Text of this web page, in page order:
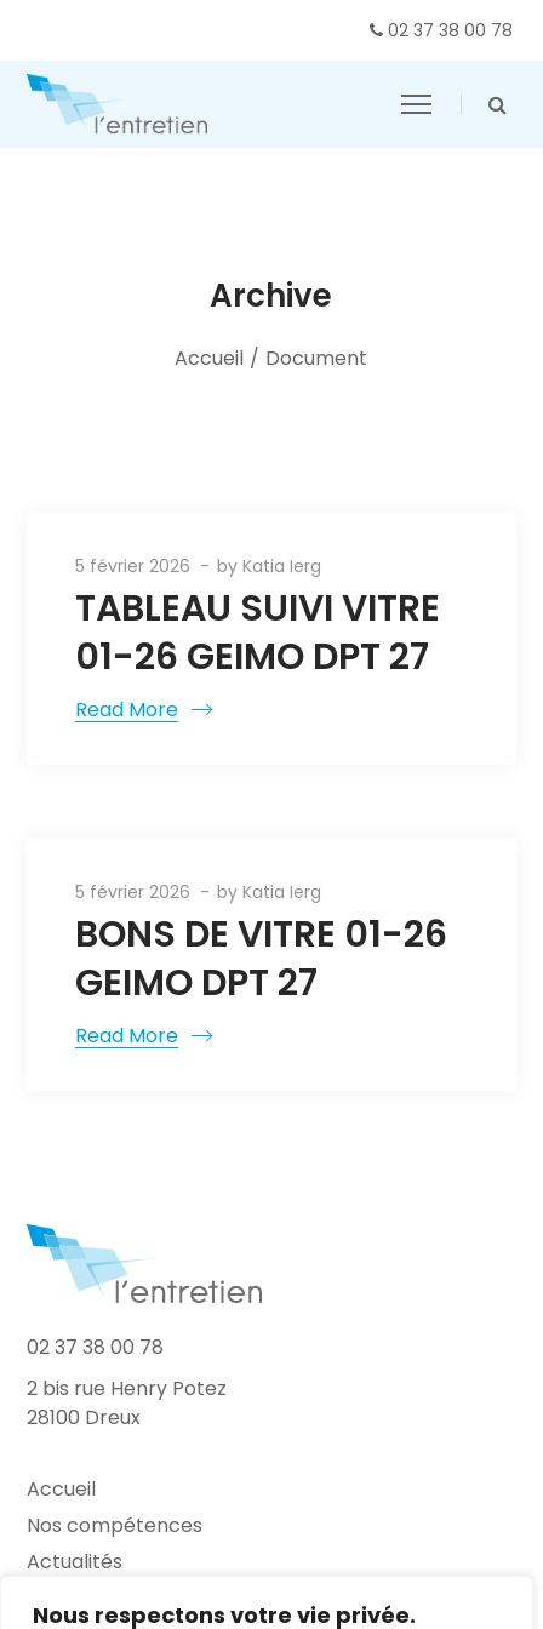
Nous respectons votre vie privée.
02 37 38 00 78
Archive
Accueil / Document
5 février 2026 byKatia Ierg
TABLEAU SUIVI VITRE
01-26 GEIMO DPT 27
Read More
5 février 2026 byKatia Ierg
BONS DE VITRE 01-26
GEIMO DPT 27
Read More
02 37 38 00 78
2 bis rue Henry Potez
28100 Dreux
Accueil
Nos compétences
Actualités